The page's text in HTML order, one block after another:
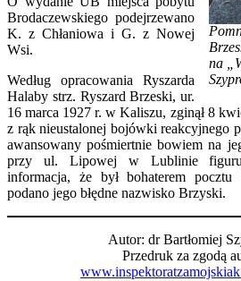
na
Brodaczewskiego podejrzewano
K. z Chłaniowa i G. z Nowej
Wsi.
Według opracowania Ryszarda
Halaby strz. Ryszard Brzeski, ur.
16 marca 1927 r. w Kaliszu, zginął 8
z rąk nieustalonej bojówki reakcyjnego
awansowany pośmiertnie bowiem na
przy ul. Lipowej w Lublinie
informacja, że był bohaterem
podano jego błędne nazwisko Brzyski.
Autor: dr Bartłomiej
Przedruk za zgodą